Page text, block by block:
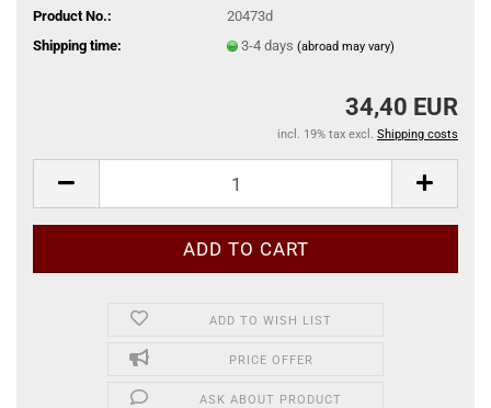
Product No.:
20473d
Shipping time:
3-4 days (abroad may vary)
34,40 EUR
incl. 19% tax excl. Shipping costs
ADD TO WISH LIST
PRICE OFFER
ASK ABOUT PRODUCT